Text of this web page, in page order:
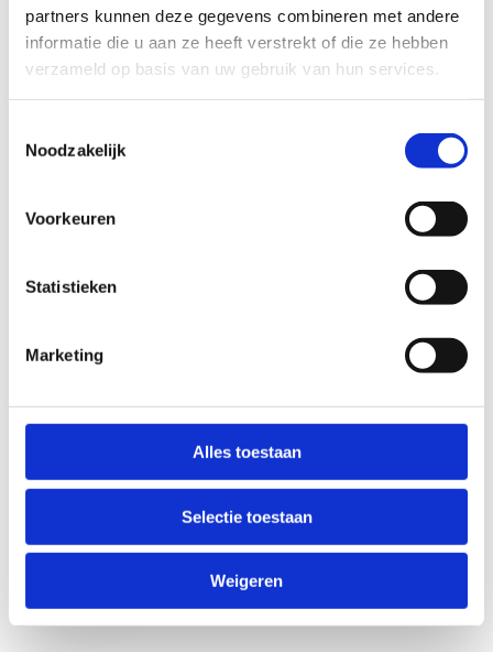
partners kunnen deze gegevens combineren met andere
informatie die u aan ze heeft verstrekt of die ze hebben
verzameld op basis van uw gebruik van hun services.
Noodzakelijk
Voorkeuren
Statistieken
Marketing
Alles toestaan
Selectie toestaan
Weigeren
KIES EEN DOMEIN
Jouw vraag
Anti-Robot Verification
Click to start verification
Verzend